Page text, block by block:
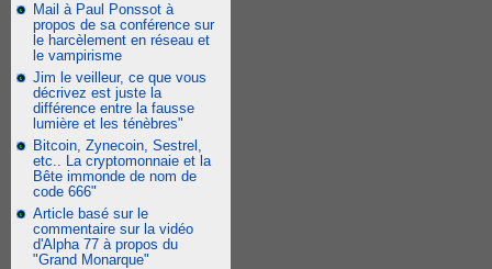
Mail à Paul Ponssot à
propos de sa conférence sur
le harcèlement en réseau et
le vampirisme
Jim le veilleur, ce que vous
décrivez est juste la
différence entre la fausse
lumière et les ténèbres"
Bitcoin, Zynecoin, Sestrel,
etc.. La cryptomonnaie et la
Bête immonde de nom de
code 666"
Article basé sur le
commentaire sur la vidéo
d'Alpha 77 à propos du
"Grand Monarque"